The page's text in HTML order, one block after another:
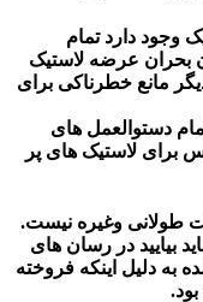
وجود دارد تمام
بحران عرضه لاستیک
مانع خطرناکی برای
دستوالعمل های
لاستیک های پر
طولانی وغیره نیست.
بیایید در رسان های
به دلیل اینکه فروخته